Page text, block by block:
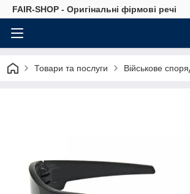
FAIR-SHOP - Оригінальні фірмові речі
Товари та послуги Військове